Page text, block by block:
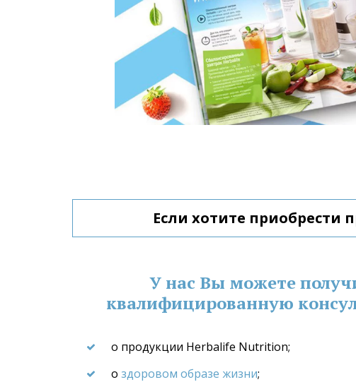
Если хотите приобрести
У нас Вы можете
квалифицированную
о продукции Herbalife Nutrition;
о здоровом образе жизни;